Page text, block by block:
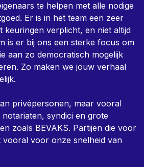
te helpen met alle nodige
Er is in het team een zeer
keuringen verplicht, en niet altijd
is er bij ons een sterke focus om
aan zo democratisch mogelijk
Zo maken we jouw verhaal
privépersonen, maar vooral
syndici en grote
zoals BEVAKS. Partijen die voor
vooral voor onze snelheid van